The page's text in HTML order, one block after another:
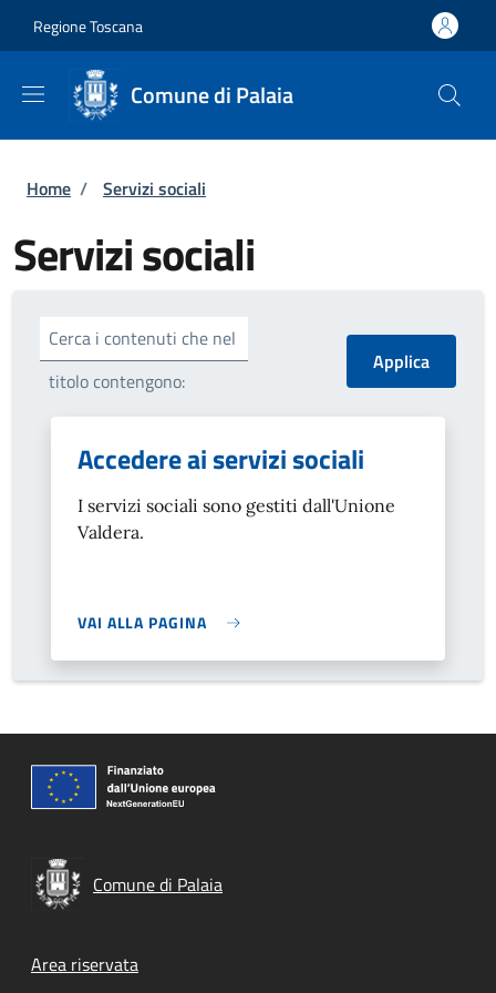
Regione Toscana
Comune di Palaia
Briciole di pane
Home / Servizi sociali
Servizi sociali
Cerca i contenuti che nel
titolo contengono:
Accedere ai servizi sociali
I servizi sociali sono gestiti dall'Unione
Valdera.
VAI ALLA PAGINA
Comune di Palaia
Footer menu
Area riservata